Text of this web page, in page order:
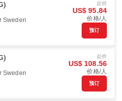
Sweden
起价
US$ 95.84
价格/人
预订
Sweden
起价
US$ 108.56
价格/人
预订